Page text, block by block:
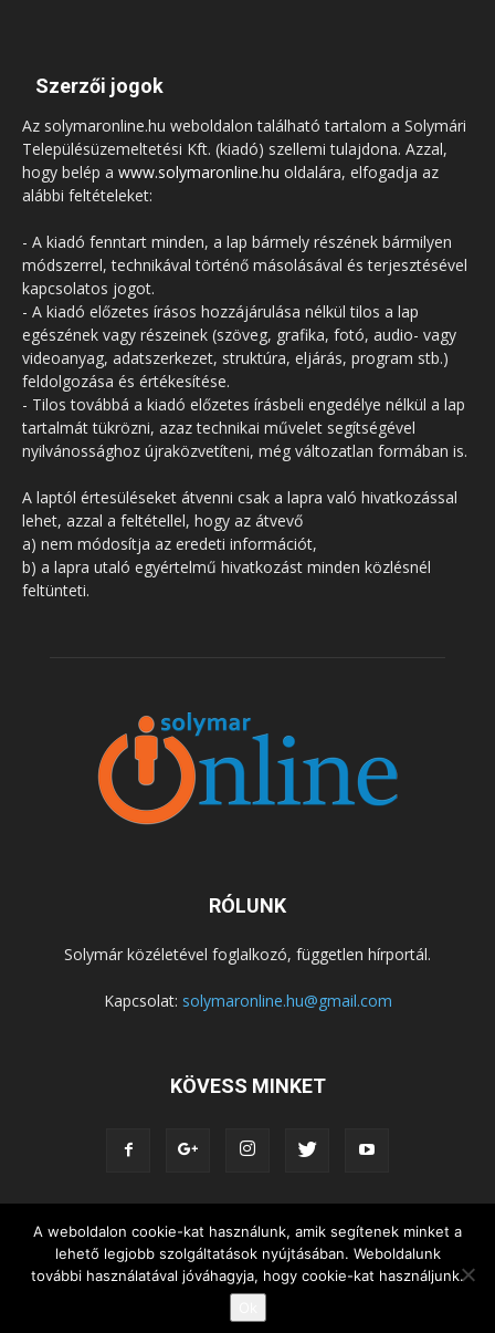
Szerzői jogok
Az solymaronline.hu weboldalon található tartalom a Solymári
Településüzemeltetési Kft. (kiadó) szellemi tulajdona. Azzal,
hogy belép a www.solymaronline.hu oldalára, elfogadja az
alábbi feltételeket:
- A kiadó fenntart minden, a lap bármely részének bármilyen
módszerrel, technikával történő másolásával és terjesztésével
kapcsolatos jogot.
- A kiadó előzetes írásos hozzájárulása nélkül tilos a lap
egészének vagy részeinek (szöveg, grafika, fotó, audio- vagy
videoanyag, adatszerkezet, struktúra, eljárás, program stb.)
feldolgozása és értékesítése.
- Tilos továbbá a kiadó előzetes írásbeli engedélye nélkül a lap
tartalmát tükrözni, azaz technikai művelet segítségével
nyilvánossághoz újraközvetíteni, még változatlan formában is.
A laptól értesüléseket átvenni csak a lapra való hivatkozással
lehet, azzal a feltétellel, hogy az átvevő
a) nem módosítja az eredeti információt,
b) a lapra utaló egyértelmű hivatkozást minden közlésnél
feltünteti.
RÓLUNK
Solymár közéletével foglalkozó, független hírportál.
Kapcsolat: solymaronline.hu@gmail.com
KÖVESS MINKET
KÖZÉLET KÖZÖSSÉGEK
SZABADIDŐ
NEMZETISÉG, HELYTÖRTÉNET
RIPORTOK
KÖZÉRDEKŰ INFORMÁCIÓK
© Copyright 2015 - Solymár Online
A weboldalon cookie-kat használunk, amik segítenek minket a
lehető legjobb szolgáltatások nyújtásában. Weboldalunk
további használatával jóváhagyja, hogy cookie-kat használjunk.